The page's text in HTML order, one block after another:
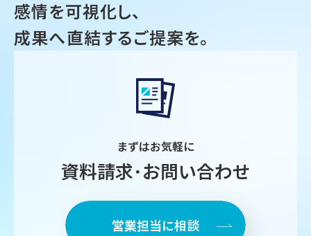
感情を可視化し、
成果へ直結するご提案を。
まずはお気軽に
資料請求･お問い合わせ
営業担当に相談